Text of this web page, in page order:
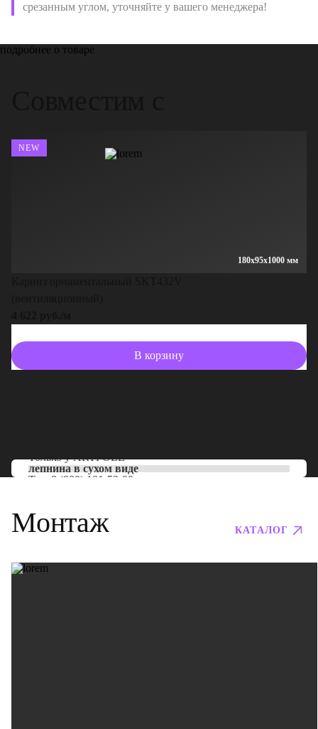
срезанным углом, уточняйте у вашего менеджера!
подробнее о товаре
180x95x1000 мм
NEW
В корзину
Только уARTPOLE
лепнина в сухом виде
Тел: 8 (800) 101-53-00
Монтаж КАТАЛОГ